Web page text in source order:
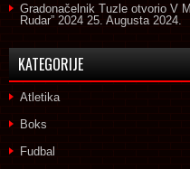
Gradonačelnik Tuzle otvorio V
Rudar” 2024 25. Augusta 2024.
KATEGORIJE
Atletika
Boks
Fudbal